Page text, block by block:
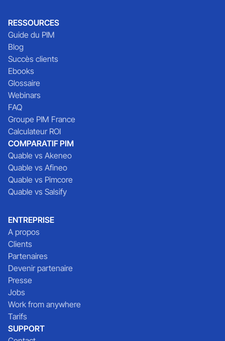
RESSOURCES
Guide du PIM
Blog
Succès clients
Ebooks
Glossaire
Webinars
FAQ
Groupe PIM France
Calculateur ROI
COMPARATIF PIM
Quable vs Akeneo
Quable vs Afineo
Quable vs Pimcore
Quable vs Salsify
ENTREPRISE
A propos
Clients
Partenaires
Devenir partenaire
Presse
Jobs
Work from anywhere
Tarifs
SUPPORT